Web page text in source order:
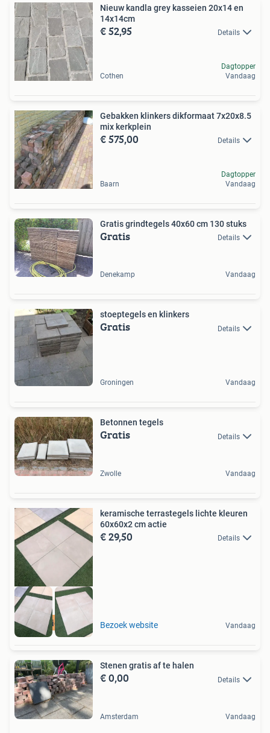
Nieuw kandla grey kasseien 20x14 en
14x14cm
€ 52,95 Details
Cothen
Dagtopper
Vandaag
Gebakken klinkers dikformaat 7x20x8.5
mix kerkplein
€ 575,00 Details
Baarn
Dagtopper
Vandaag
Gratis grindtegels 40x60 cm 130 stuks
Gratis Details
Denekamp Vandaag
stoeptegels en klinkers
Gratis Details
Groningen Vandaag
Betonnen tegels
Gratis Details
Zwolle Vandaag
actie niet duur
keramische terrastegels lichte kleuren
60x60x2 cm actie
€ 29,50 Details
Bezoek website Vandaag
Stenen gratis af te halen
€ 0,00 Details
Amsterdam Vandaag